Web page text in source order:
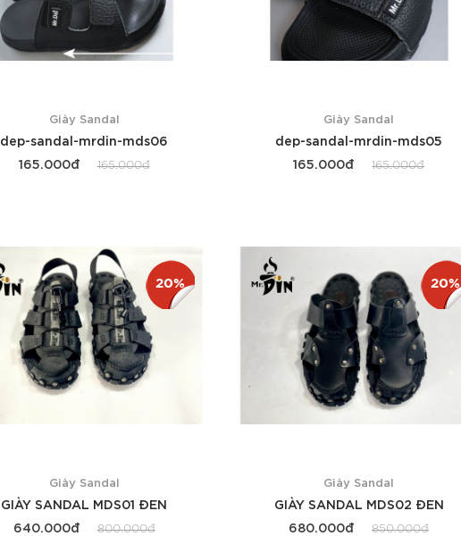
Giày Sandal
dep-sandal-mrdin-mds06
165.000đ
165.000đ
Giày Sandal
dep-sandal-mrdin-mds05
165.000đ
165.000đ
20%
Giày Sandal
GIÀY SANDAL MDS01 ĐEN
640.000đ
800.000đ
20%
Giày Sandal
GIÀY SANDAL MDS02 ĐEN
680.000đ
850.000đ